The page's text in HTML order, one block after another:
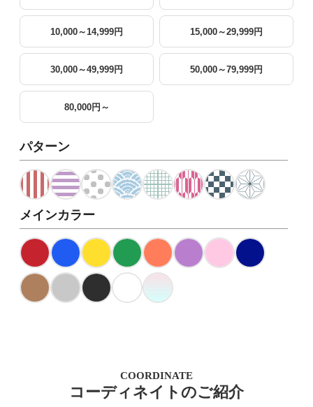
10,000～14,999円 15,000～29,999円
30,000～49,999円 50,000～79,999円
80,000円～
パターン
メインカラー
COORDINATE
コーディネイトのご紹介